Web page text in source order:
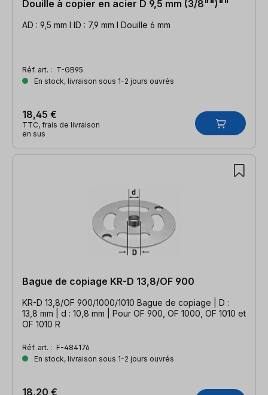
Douille à copier en acier D 9,5 mm (3/8"")""
AD : 9,5 mm l ID : 7,9 mm l Douille 6 mm
Réf. art. : T-GB95
En stock, livraison sous 1-2 jours ouvrés
18,45 €
TTC, frais de livraison
en sus
Bague de copiage KR-D 13,8/OF 900
KR-D 13,8/OF 900/1000/1010 Bague de copiage | D :
13,8 mm | d : 10,8 mm | Pour OF 900, OF 1000, OF 1010 et
OF 1010 R
Réf. art. : F-484176
En stock, livraison sous 1-2 jours ouvrés
18,20 €